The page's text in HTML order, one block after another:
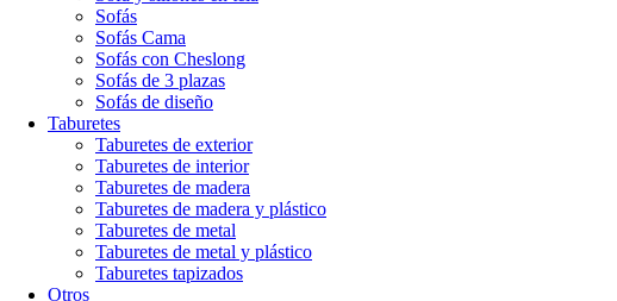
Sofás
Sofás Cama
Sofás con Cheslong
Sofás de 3 plazas
Sofás de diseño
Taburetes
Taburetes de exterior
Taburetes de interior
Taburetes de madera
Taburetes de madera y plástico
Taburetes de metal
Taburetes de metal y plástico
Taburetes tapizados
Otros